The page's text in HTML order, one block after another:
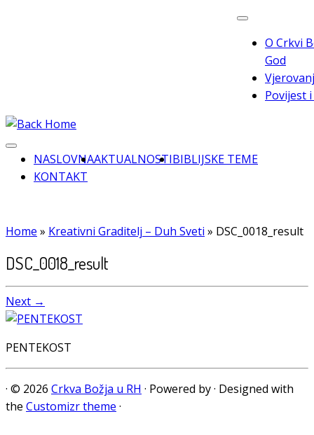
O Crkvi
God
Povijest
NASLOVNAAKTUALNOSTIBIBLIJSKE TEME
KONTAKT
Home » Kreativni Graditelj – Duh Sveti » DSC_0018_result
DSC_0018_result
Next →
PENTEKOST
· © 2026 Crkva Božja u RH · Powered by· Designed with
the Customizr theme ·